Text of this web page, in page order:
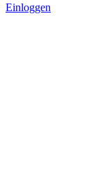
Einloggen